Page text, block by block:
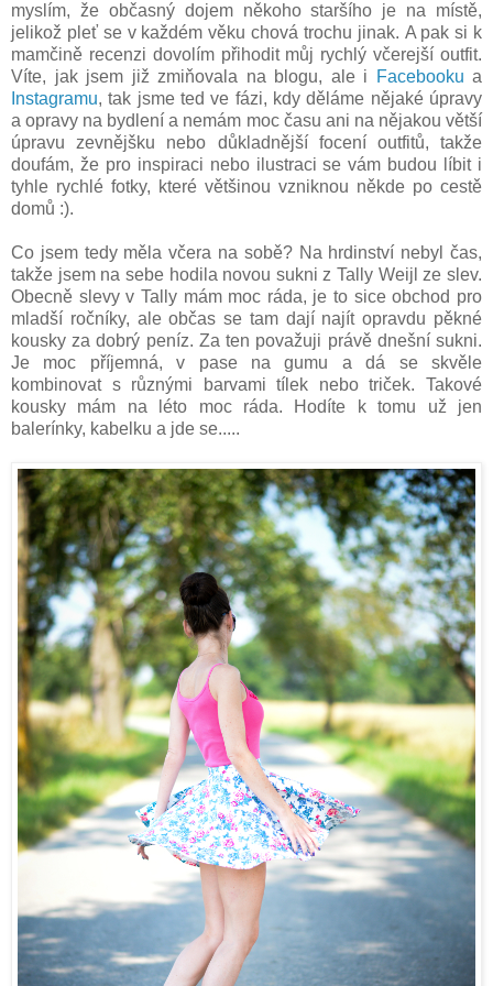
myslím, že občasný dojem někoho staršího je na místě,
jelikož pleť se v každém věku chová trochu jinak. A pak si k
mamčině recenzi dovolím přihodit můj rychlý včerejší outfit.
Víte, jak jsem již zmiňovala na blogu, ale i
Facebooku a
Instagramu, tak jsme ted ve fázi, kdy děláme nějaké úpravy
a opravy na bydlení a nemám moc času ani na nějakou větší
úpravu zevnějšku nebo důkladnější focení outfitů, takže
doufám, že pro inspiraci nebo ilustraci se vám budou líbit i
tyhle rychlé fotky, které většinou vzniknou někde po cestě
domů :).
Co jsem tedy měla včera na sobě? Na hrdinství nebyl čas,
takže jsem na sebe hodila novou sukni z Tally Weijl ze slev.
Obecně slevy v Tally mám moc ráda, je to sice obchod pro
mladší ročníky, ale občas se tam dají najít opravdu pěkné
kousky za dobrý peníz. Za ten považuji právě dnešní sukni.
Je moc příjemná, v pase na gumu a dá se skvěle
kombinovat s různými barvami tílek nebo triček. Takové
kousky mám na léto moc ráda. Hodíte k tomu už jen
balerínky, kabelku a jde se.....